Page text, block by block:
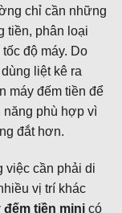
chỉ cần những
tiền, phân loại
độ máy. Do
liệt kê ra
máy đếm tiền để
năng phù hợp vì
đắt hơn.
việc cần phải di
vị trí khác
đếm tiền mini có